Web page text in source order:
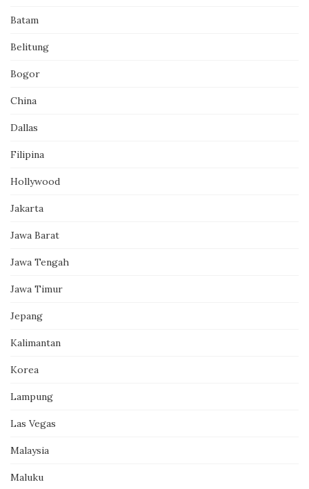
Batam
Belitung
Bogor
China
Dallas
Filipina
Hollywood
Jakarta
Jawa Barat
Jawa Tengah
Jawa Timur
Jepang
Kalimantan
Korea
Lampung
Las Vegas
Malaysia
Maluku